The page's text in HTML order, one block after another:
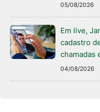
05/08/2026
Em live,
cadastro
chamadas
04/08/2026